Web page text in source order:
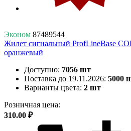
Эконом 87489544
Жилет сигнальный ProfLineBase
оранжевый
Доступно: 7056 шт
Поставка до 19.11.2026: 5000
Варианты цвета: 2 шт
Розничная цена:
310.00 ₽